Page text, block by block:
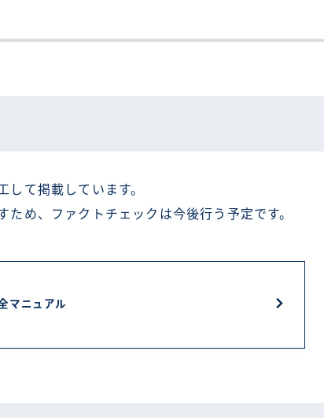
て掲載しています。
め、ファクトチェックは今後行う予定です。
マニュアル